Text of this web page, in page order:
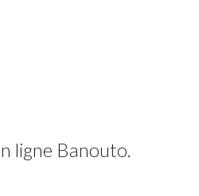
ligne Banouto.